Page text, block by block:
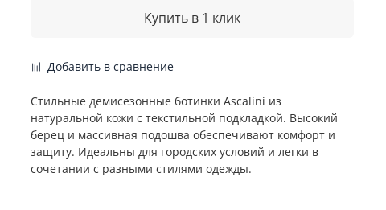
Купить в 1 клик
Добавить в сравнение
Стильные демисезонные ботинки Ascalini из
натуральной кожи с текстильной подкладкой. Высокий
берец и массивная подошва обеспечивают комфорт и
защиту. Идеальны для городских условий и легки в
сочетании с разными стилями одежды.